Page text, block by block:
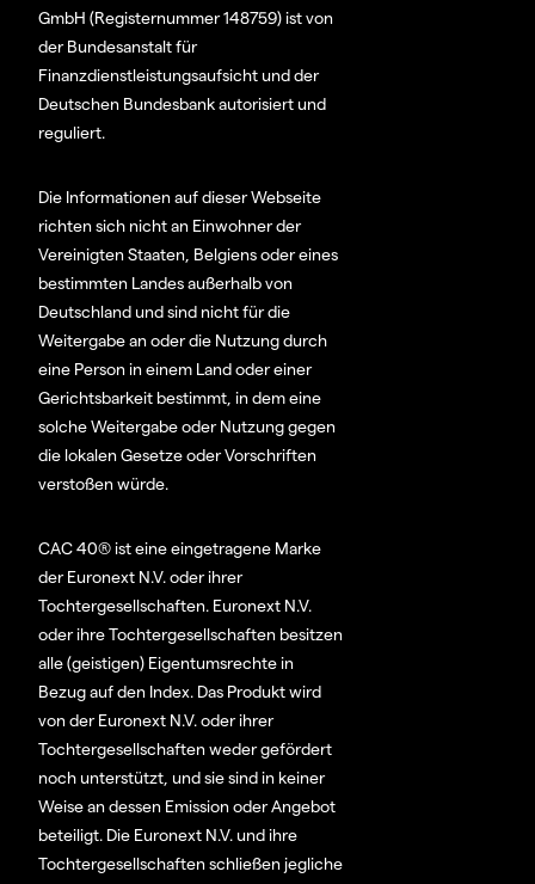
GmbH (Registernummer 148759) ist von
der Bundesanstalt für
Finanzdienstleistungsaufsicht und der
Deutschen Bundesbank autorisiert und
reguliert.
Die Informationen auf dieser Webseite
richten sich nicht an Einwohner der
Vereinigten Staaten, Belgiens oder eines
bestimmten Landes außerhalb von
Deutschland und sind nicht für die
Weitergabe an oder die Nutzung durch
eine Person in einem Land oder einer
Gerichtsbarkeit bestimmt, in dem eine
solche Weitergabe oder Nutzung gegen
die lokalen Gesetze oder Vorschriften
verstoßen würde.
CAC 40® ist eine eingetragene Marke
der Euronext N.V. oder ihrer
Tochtergesellschaften. Euronext N.V.
oder ihre Tochtergesellschaften besitzen
alle (geistigen) Eigentumsrechte in
Bezug auf den Index. Das Produkt wird
von der Euronext N.V. oder ihrer
Tochtergesellschaften weder gefördert
noch unterstützt, und sie sind in keiner
Weise an dessen Emission oder Angebot
beteiligt. Die Euronext N.V. und ihre
Tochtergesellschaften schließen jegliche